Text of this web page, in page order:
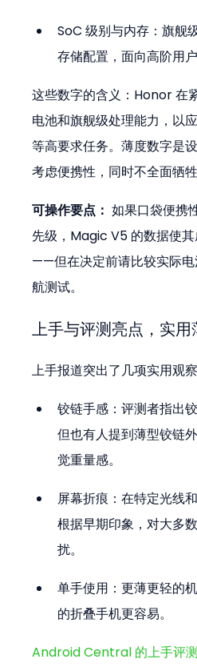
SoC 级别与内存：旗舰
存储配置，面向高阶用户
这些数字的含义：Honor 在
电池和旗舰级处理能力，以
等高要求任务。薄度数字是
考虑便携性，同时不全面牺牲
可操作要点： 如果口袋便携
先级，Magic V5 的数据使
——但在决定前请比较实际
航测试。
上手与评测亮点，实用
上手报道突出了几项实用观察
铰链手感：评测者指出
但也有人提到薄型铰链
觉重量感。
屏幕折痕：在特定光线
根据早期印象，对大多
扰。
单手使用：更薄更轻的
的折叠手机更容易。
Android Central 的上手评